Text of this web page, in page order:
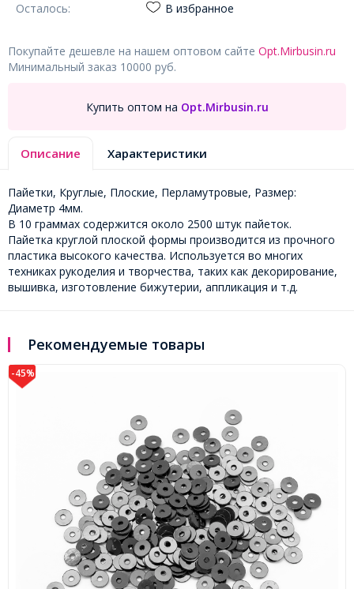
Осталось:
В избранное
Покупайте дешевле на нашем оптовом сайте Opt.Mirbusin.ru
Минимальный заказ 10000 руб.
Купить оптом на Opt.Mirbusin.ru
Описание Характеристики
Пайетки, Круглые, Плоские, Перламутровые, Размер:
Диаметр 4мм.
В 10 граммах содержится около 2500 штук пайеток.
Пайетка круглой плоской формы производится из прочного
пластика высокого качества. Используется во многих
техниках рукоделия и творчества, таких как декорирование,
вышивка, изготовление бижутерии, аппликация и т.д.
Рекомендуемые товары
-45%